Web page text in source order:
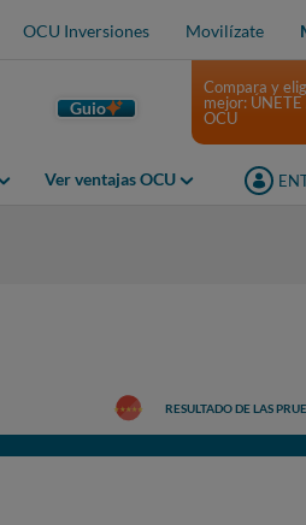
OCU Inversiones Movilízate
Guio
Ver ventajas OCU
Compara y
mejor: ÚNETE
OCU
RESULTADO DE LAS